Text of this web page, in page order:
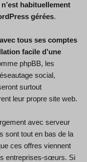
habituellement
gérées.
tous ses comptes
facile d’une
phpBB, les
social,
surtout
leur propre site web.
avec serveur
sont tout en bas de la
ces offres viennent
entreprises-sœurs. Si